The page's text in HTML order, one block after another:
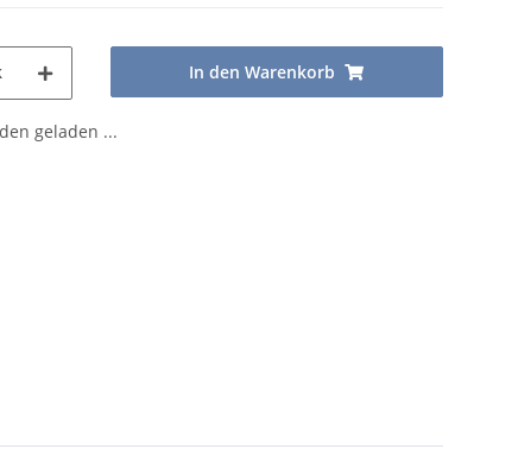
In den Warenkorb
geladen ...